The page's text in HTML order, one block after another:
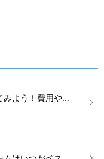
よう！費用や...